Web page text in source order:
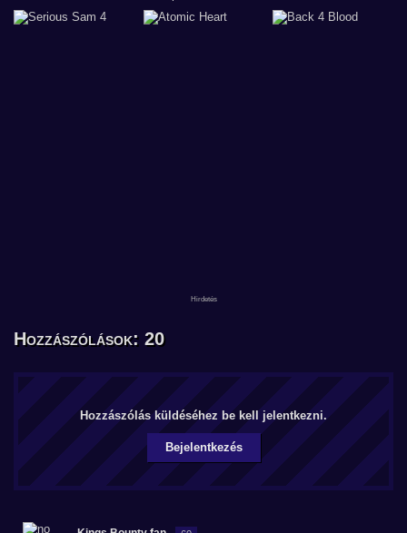
Hozzászólások: 20
Hozzászólás küldéséhez be kell jelentkezni.
Bejelentkezés